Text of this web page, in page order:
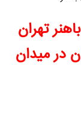
تهران
در میدان